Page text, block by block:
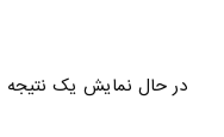
در حال نمایش یک نتیجه